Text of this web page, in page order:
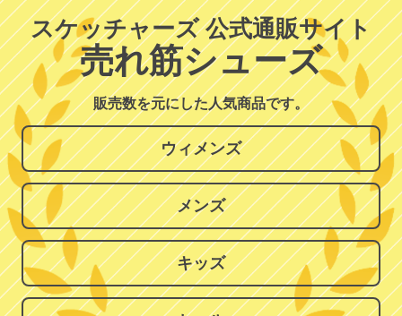
スケッチャーズ 公式通販サイト
売れ筋シューズ
販売数を元にした人気商品です。
ウィメンズ
メンズ
キッズ